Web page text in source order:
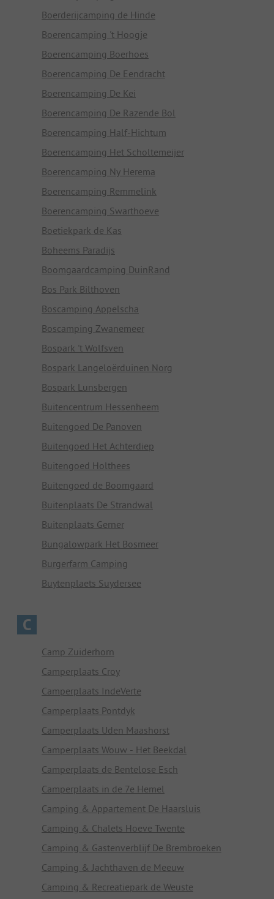
Boerderijcamping de Hinde
Boerencamping 't Hoogje
Boerencamping Boerhoes
Boerencamping De Eendracht
Boerencamping De Kei
Boerencamping De Razende Bol
Boerencamping Half-Hichtum
Boerencamping Het Scholtemeijer
Boerencamping Ny Herema
Boerencamping Remmelink
Boerencamping Swarthoeve
Boetiekpark de Kas
Boheems Paradijs
Boomgaardcamping DuinRand
Bos Park Bilthoven
Boscamping Appelscha
Boscamping Zwanemeer
Bospark 't Wolfsven
Bospark Langeloërduinen Norg
Bospark Lunsbergen
Buitencentrum Hessenheem
Buitengoed De Panoven
Buitengoed Het Achterdiep
Buitengoed Holthees
Buitengoed de Boomgaard
Buitenplaats De Strandwal
Buitenplaats Gerner
Bungalowpark Het Bosmeer
Burgerfarm Camping
Buytenplaets Suydersee
C
Camp Zuiderhorn
Camperplaats Croy
Camperplaats IndeVerte
Camperplaats Pontdyk
Camperplaats Uden Maashorst
Camperplaats Wouw - Het Beekdal
Camperplaats de Bentelose Esch
Camperplaats in de 7e Hemel
Camping & Appartement De Haarsluis
Camping & Chalets Hoeve Twente
Camping & Gastenverblijf De Brembroeken
Camping & Jachthaven de Meeuw
Camping & Recreatiepark de Weuste